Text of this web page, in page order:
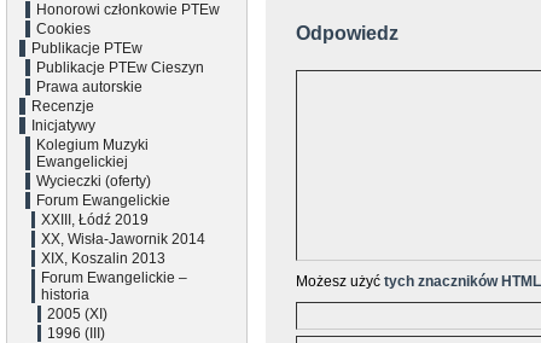
Honorowi członkowie PTEw
Cookies
Publikacje PTEw
Publikacje PTEw Cieszyn
Prawa autorskie
Recenzje
Inicjatywy
Kolegium Muzyki
Ewangelickiej
Wycieczki (oferty)
Forum Ewangelickie
XXIII, Łódź 2019
XX, Wisła-Jawornik 2014
XIX, Koszalin 2013
Forum Ewangelickie –
historia
2005 (XI)
1996 (III)
Odpowiedz
Możesz użyć tych znaczników HTML